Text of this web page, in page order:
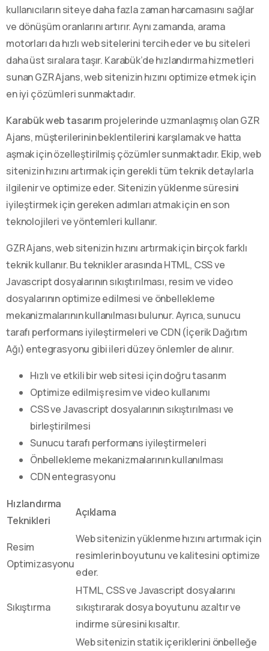
kullanıcıların siteye daha fazla zaman harcamasını sağlar
ve dönüşüm oranlarını artırır. Aynı zamanda, arama
motorları da hızlı web sitelerini tercih eder ve bu siteleri
daha üst sıralara taşır. Karabük’de hızlandırma hizmetleri
sunan GZR Ajans, web sitenizin hızını optimize etmek için
en iyi çözümleri sunmaktadır.
Karabük web tasarım projelerinde uzmanlaşmış olan GZR
Ajans, müşterilerinin beklentilerini karşılamak ve hatta
aşmak için özelleştirilmiş çözümler sunmaktadır. Ekip, web
sitenizin hızını artırmak için gerekli tüm teknik detaylarla
ilgilenir ve optimize eder. Sitenizin yüklenme süresini
iyileştirmek için gereken adımları atmak için en son
teknolojileri ve yöntemleri kullanır.
GZR Ajans, web sitenizin hızını artırmak için birçok farklı
teknik kullanır. Bu teknikler arasında HTML, CSS ve
Javascript dosyalarının sıkıştırılması, resim ve video
dosyalarının optimize edilmesi ve önbellekleme
mekanizmalarının kullanılması bulunur. Ayrıca, sunucu
tarafı performans iyileştirmeleri ve CDN (İçerik Dağıtım
Ağı) entegrasyonu gibi ileri düzey önlemler de alınır.
Hızlı ve etkili bir web sitesi için doğru tasarım
Optimize edilmiş resim ve video kullanımı
CSS ve Javascript dosyalarının sıkıştırılması ve
birleştirilmesi
Sunucu tarafı performans iyileştirmeleri
Önbellekleme mekanizmalarının kullanılması
CDN entegrasyonu
Hızlandırma
Teknikleri
Açıklama
Resim
Optimizasyonu
Web sitenizin yüklenme hızını artırmak için
resimlerin boyutunu ve kalitesini optimize
eder.
Sıkıştırma
HTML, CSS ve Javascript dosyalarını
sıkıştırarak dosya boyutunu azaltır ve
indirme süresini kısaltır.
Web sitenizin statik içeriklerini önbelleğe